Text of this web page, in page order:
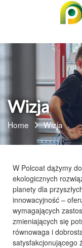
Wizja
Home Wizja
W Polcoat dążymy
ekologicznych
planety dla
innowacyjność –
wymagających
zmieniających się
równowaga i
satysfakcjonującego